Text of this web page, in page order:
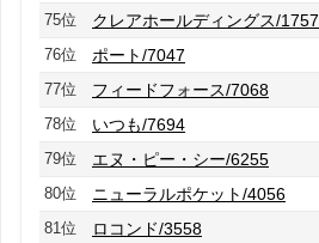
75位
クレアホールディングス/1757
76位
ポート/7047
77位
フィードフォース/7068
78位
いつも/7694
79位
エヌ・ピー・シー/6255
80位
ニューラルポケット/4056
81位
ロコンド/3558